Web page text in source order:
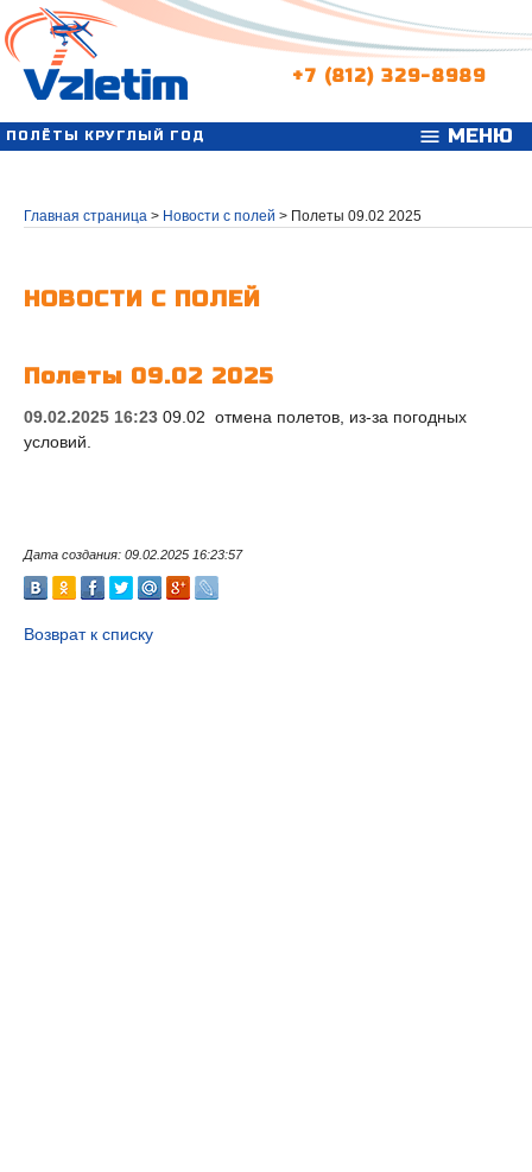
+7 (812) 329-8989
ПОЛЁТЫ КРУГЛЫЙ ГОД menu МЕНЮ
Главная страница > Новости с полей > Полеты 09.02 2025
НОВОСТИ С ПОЛЕЙ
Полеты 09.02 2025
09.02.2025 16:23 09.02 отмена полетов, из-за погодных
условий.
Дата создания: 09.02.2025 16:23:57
Возврат к списку